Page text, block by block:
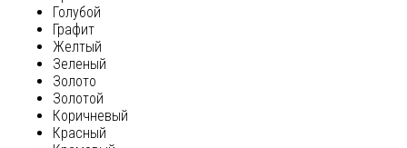
Голубой
Графит
Желтый
Зеленый
Золото
Золотой
Коричневый
Красный